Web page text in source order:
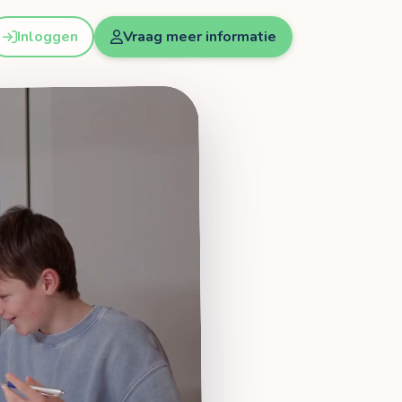
Inloggen Vraag meer informatie